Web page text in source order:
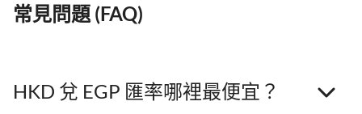
常見問題 (FAQ)
HKD 兌 EGP 匯率哪裡最便宜？